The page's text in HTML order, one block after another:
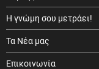
Η γνώμη σου μετράει!
Τα Νέα μας
Επικοινωνία